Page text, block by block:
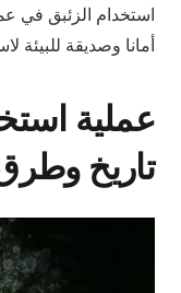
استخدام الزئبق في
أمانا وصديقة للبيئة
عملية
تاريخ